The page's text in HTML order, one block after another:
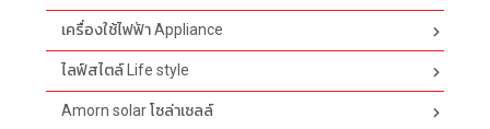
เครื่องใช้ไฟฟ้า Appliance
ไลฟ์สไตล์ Life style
Amorn solar โซล่าเซลล์